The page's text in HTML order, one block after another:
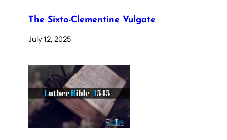
The Sixto-Clementine Vulgate
July 12, 2025